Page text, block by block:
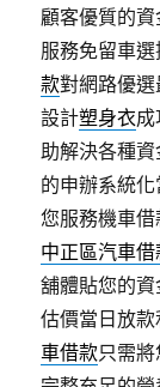
顧客優質的
服務免留車
款對網路優
設計塑身衣
助解決各種資
的申辦系統
您服務機車
中正區汽車借
舖體貼您的
估價當日放
車借款只需